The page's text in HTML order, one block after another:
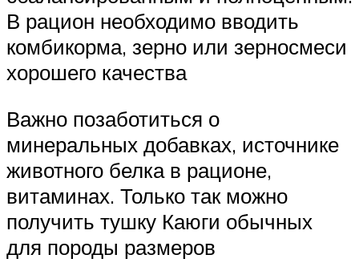
В рацион необходимо вводить
комбикорма, зерно или зерносмеси
хорошего качества
Важно позаботиться о
минеральных добавках, источнике
животного белка в рационе,
витаминах. Только так можно
получить тушку Каюги обычных
для породы размеров